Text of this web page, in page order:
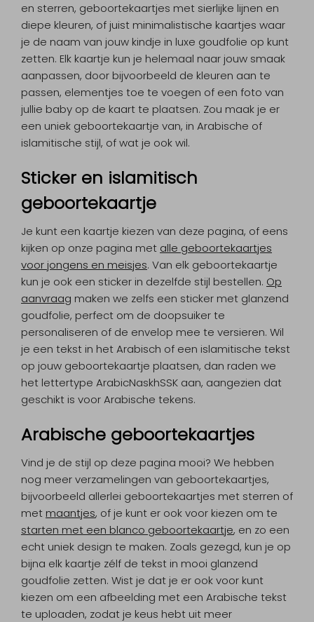
en sterren, geboortekaartjes met sierlijke lijnen en
diepe kleuren, of juist minimalistische kaartjes waar
je de naam van jouw kindje in luxe goudfolie op kunt
zetten. Elk kaartje kun je helemaal naar jouw smaak
aanpassen, door bijvoorbeeld de kleuren aan te
passen, elementjes toe te voegen of een foto van
jullie baby op de kaart te plaatsen. Zou maak je er
een uniek geboortekaartje van, in Arabische of
islamitische stijl, of wat je ook wil.
Sticker en islamitisch
geboortekaartje
Je kunt een kaartje kiezen van deze pagina, of eens
kijken op onze pagina met alle geboortekaartjes
voor jongens en meisjes. Van elk geboortekaartje
kun je ook een sticker in dezelfde stijl bestellen. Op
aanvraag maken we zelfs een sticker met glanzend
goudfolie, perfect om de doopsuiker te
personaliseren of de envelop mee te versieren. Wil
je een tekst in het Arabisch of een islamitische tekst
op jouw geboortekaartje plaatsen, dan raden we
het lettertype ArabicNaskhSSK aan, aangezien dat
geschikt is voor Arabische tekens.
Arabische geboortekaartjes
Vind je de stijl op deze pagina mooi? We hebben
nog meer verzamelingen van geboortekaartjes,
bijvoorbeeld allerlei geboortekaartjes met sterren of
met maantjes, of je kunt er ook voor kiezen om te
starten met een blanco geboortekaartje, en zo een
echt uniek design te maken. Zoals gezegd, kun je op
bijna elk kaartje zélf de tekst in mooi glanzend
goudfolie zetten. Wist je dat je er ook voor kunt
kiezen om een afbeelding met een Arabische tekst
te uploaden, zodat je keus hebt uit meer